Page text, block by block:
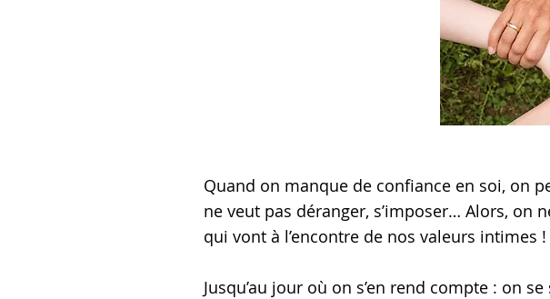
Quand on manque de confiance en soi, on
ne veut pas déranger, s’imposer… Alors, on
qui vont à l’encontre de nos valeurs intimes
Jusqu’au jour où on s’en rend compte : on